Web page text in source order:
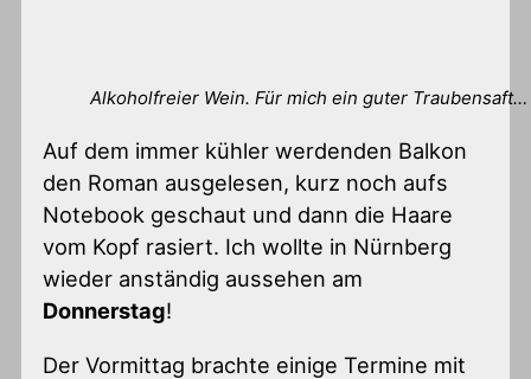
Alkoholfreier Wein. Für mich ein guter Traubensaft…
Auf dem immer kühler werdenden Balkon
den Roman ausgelesen, kurz noch aufs
Notebook geschaut und dann die Haare
vom Kopf rasiert. Ich wollte in Nürnberg
wieder anständig aussehen am
Donnerstag!
Der Vormittag brachte einige Termine mit